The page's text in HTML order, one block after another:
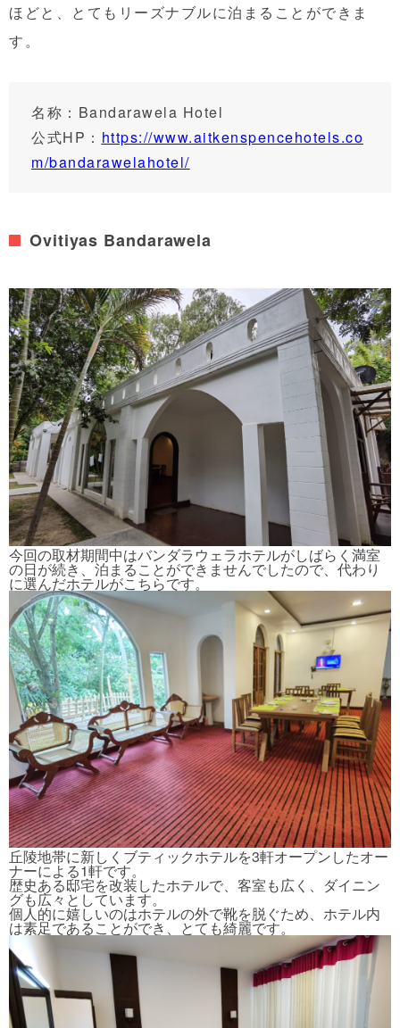
ほどと、とてもリーズナブルに泊まることができま
す。
名称：Bandarawela Hotel
公式HP： https://www.aitkenspencehotels.co
m/bandarawelahotel/
Ovitiyas Bandarawela
今回の取材期間中はバンダラウェラホテルがしばらく満室
の日が続き、泊まることができませんでしたので、代わり
に選んだホテルがこちらです。
丘陵地帯に新しくブティックホテルを3軒オープンしたオー
ナーによる1軒です。
歴史ある邸宅を改装したホテルで、客室も広く、ダイニン
グも広々としています。
個人的に嬉しいのはホテルの外で靴を脱ぐため、ホテル内
は素足であることができ、とても綺麗です。